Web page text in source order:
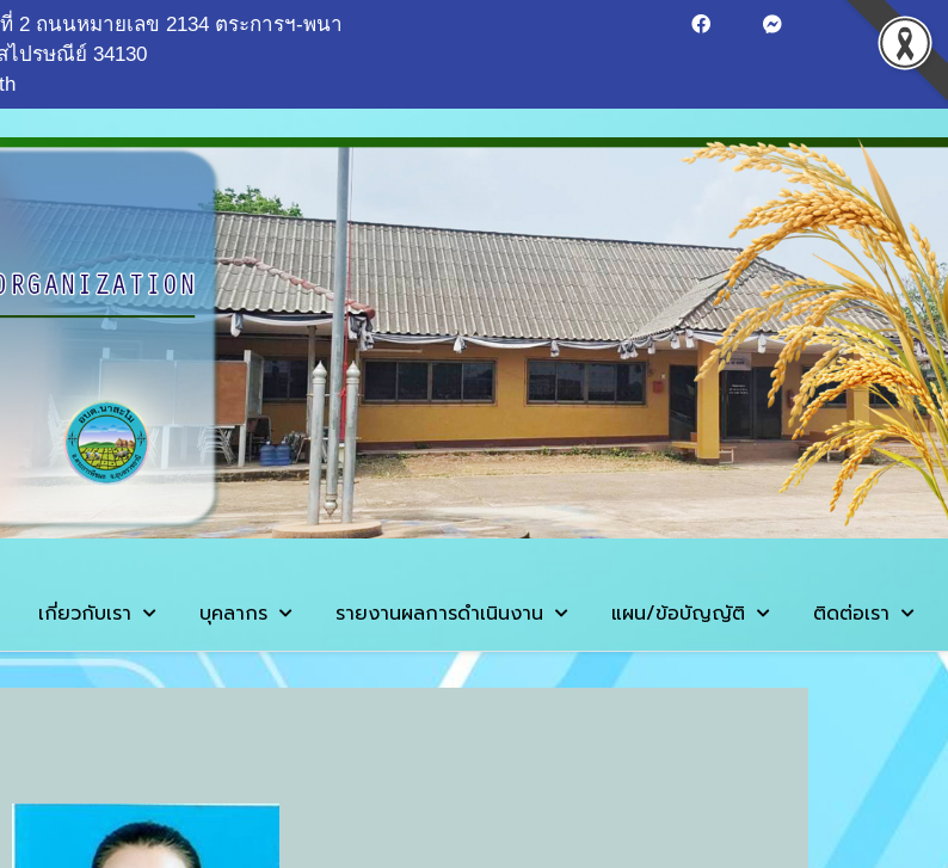
2 ถนนหมายเลข 2134 ตระการฯ-พนา
ไปรษณีย์ 34130
เกี่ยวกับเรา บุคลากร รายงานผลการดำเนินงาน แผน/ข้อบัญญัติ ติดต่อเรา